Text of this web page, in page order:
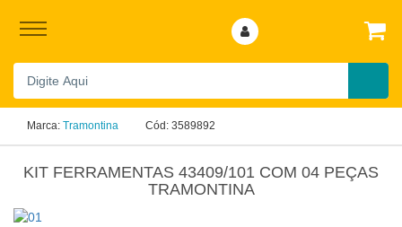
Marca: Tramontina Cód: 3589892
KIT FERRAMENTAS 43409/101 COM 04 PEÇAS
TRAMONTINA